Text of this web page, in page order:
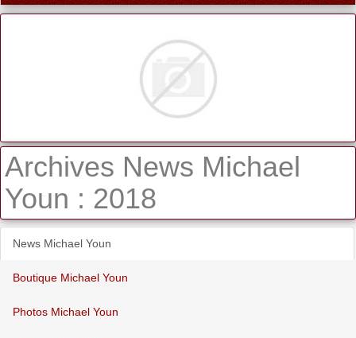
Archives News Michael
Youn : 2018
News Michael Youn
Boutique Michael Youn
Photos Michael Youn